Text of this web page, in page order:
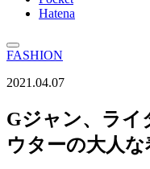
Hatena
FASHION
2021.04.07
Gジャン、ラ
ウターの大人な